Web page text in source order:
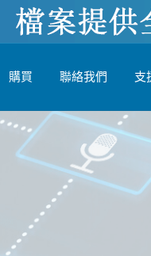
購買 聯絡我們 支